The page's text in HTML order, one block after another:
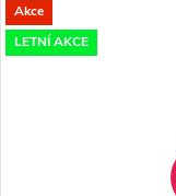
Akce
LETNÍ AKCE